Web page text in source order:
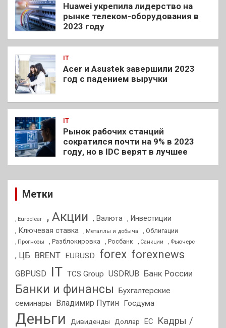
Huawei укрепила лидерство на
рынке телеком-оборудования в
2023 году
IT
Acer и Asustek завершили 2023
год с падением выручки
IT
Рынок рабочих станций
сократился почти на 9% в 2023
году, но в IDC верят в лучшее
Метки
, Euroclear , Акции , Валюта , Инвестиции
, Ключевая ставка
, Металлы и добыча , Облигации
, Прогнозы , Разблокировка , Росбанк , Санкции , Фьючерс
, ЦБ BRENT EURUSD forex forexnews
GBPUSD IT TCS Group USDRUB Банк России
Банки и финансы
Бухгалтерские
семинары
Владимир Путин Госдума
Деньги Дивиденды Доллар ЕС
Кадры /